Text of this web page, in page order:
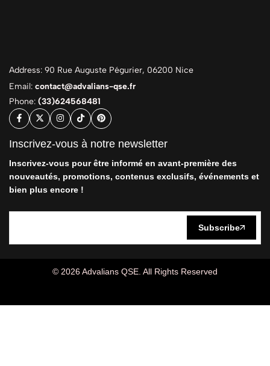
Address: 90 Rue Auguste Pégurier, 06200 Nice
Email: contact@advalians-qse.fr
Phone: (33)624568481
Inscrivez-vous à notre newsletter
Inscrivez-vous pour être informé en avant-première des
nouveautés, promotions, contenus exclusifs, événements et
bien plus encore !
Subscribe
© 2026 Advalians QSE. All Rights Reserved